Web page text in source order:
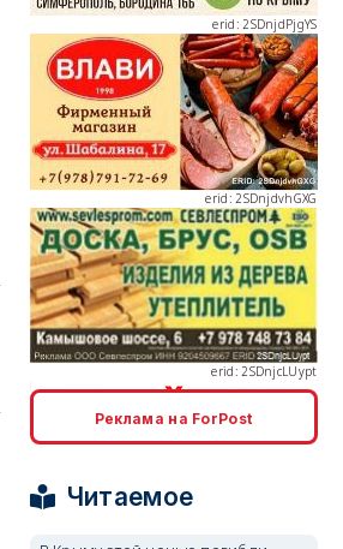
erid: 2SDnjdvhGXG
erid: 2SDnjcLUypt
Реклама на ForPost
Читаемое